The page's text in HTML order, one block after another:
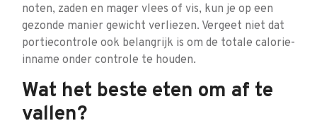
noten, zaden en mager vlees of vis, kun je op een
gezonde manier gewicht verliezen. Vergeet niet dat
portiecontrole ook belangrijk is om de totale calorie-
inname onder controle te houden.
Wat het beste eten om af te
vallen?